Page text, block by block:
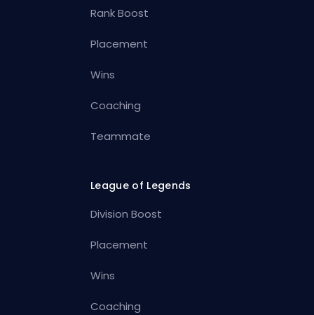
Rank Boost
Placement
Wins
Coaching
Teammate
League of Legends
Division Boost
Placement
Wins
Coaching